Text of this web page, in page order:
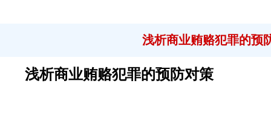
浅析商业贿赂犯罪的预
浅析商业贿赂犯罪的预防对策